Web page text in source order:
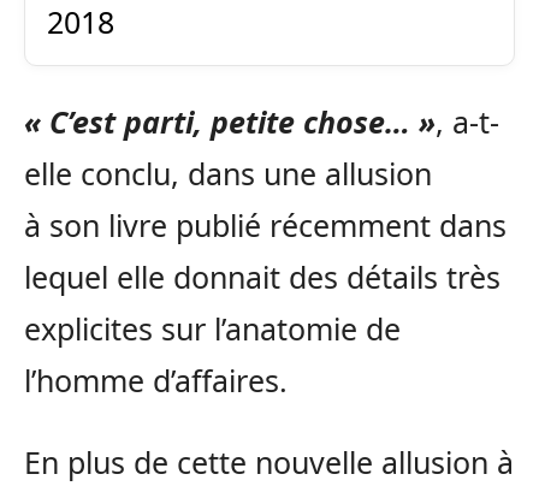
2018
« C’est parti, petite chose… », a-t-
elle conclu, dans une allusion
à son livre publié récemment dans
lequel elle donnait des détails très
explicites sur l’anatomie de
l’homme d’affaires.
En plus de cette nouvelle allusion à